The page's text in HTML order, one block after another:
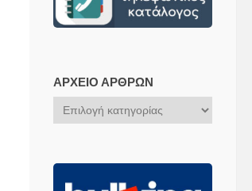
ΑΡΧΕΊΟ ΆΡΘΡΩΝ
Αρχείο
Άρθρων